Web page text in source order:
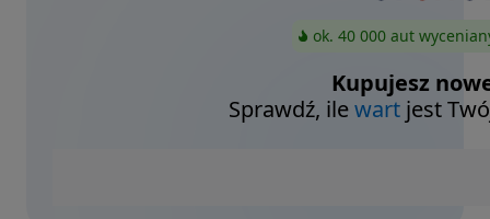
ok. 40 000 aut
Kupujesz
Sprawdź, ilewart jest